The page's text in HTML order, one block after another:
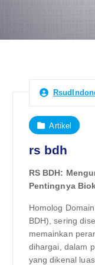
Artikel
rs bdh
RS BDH:
Pentingnya
Homolog
BDH), sering
memainkan
dihargai, dalam
yang dikenal